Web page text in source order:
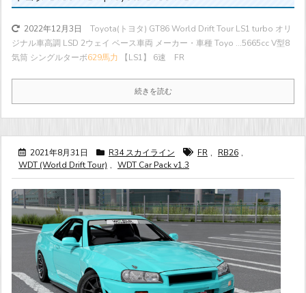
2022年12月3日
Toyota(トヨタ) GT86 World Drift Tour LS1 turbo オリ
ジナル車高調 LSD 2ウェイ ベース車両 メーカー・車種 Toyo ...5665cc V型8
気筒 シングルターボ629馬力 【LS1】 6速 FR
続きを読む
2021年8月31日 R34 スカイライン FR , RB26 ,
WDT (World Drift Tour) , WDT Car Pack v1.3